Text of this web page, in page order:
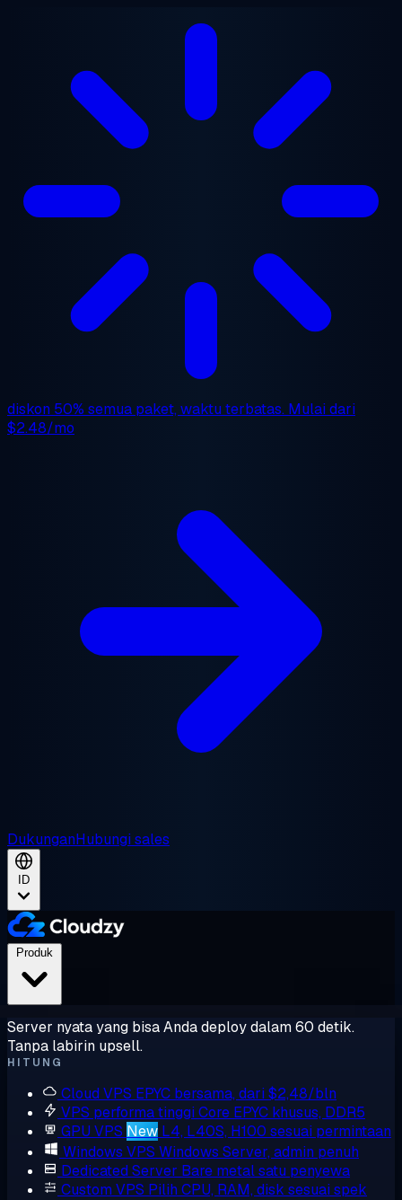
diskon 50% semua paket, waktu terbatas. Mulai dari
$2.48/mo
DukunganHubungi sales
ID
Server nyata yang bisa Anda deploy dalam 60 detik.
Tanpa labirin upsell.
HITUNG
Cloud VPS EPYC bersama, dari $2,48/bln
VPS performa tinggi Core EPYC khusus, DDR5
GPU VPS New L4, L40S, H100 sesuai permintaan
Windows VPS Windows Server, admin penuh
Dedicated Server Bare metal satu penyewa
Custom VPS Pilih CPU, RAM, disk sesuai spek